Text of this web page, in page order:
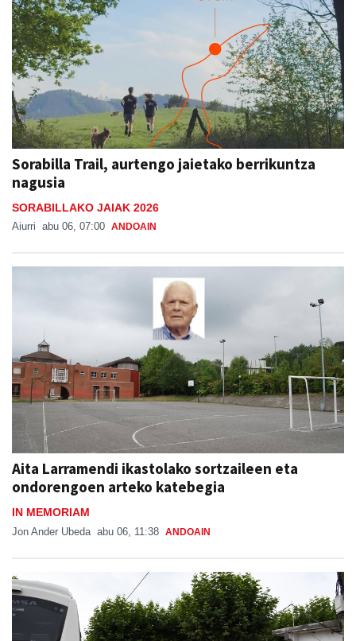
Sorabilla Trail, aurtengo jaietako berrikuntza
nagusia
SORABILLAKO JAIAK 2026
Aiurri abu 06, 07:00 ANDOAIN
Aita Larramendi ikastolako sortzaileen eta
ondorengoen arteko katebegia
IN MEMORIAM
Jon Ander Ubeda abu 06, 11:38 ANDOAIN